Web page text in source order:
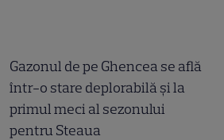
Gazonul de pe Ghencea se află
într-o stare deplorabilă și la
primul meci al sezonului
pentru Steaua